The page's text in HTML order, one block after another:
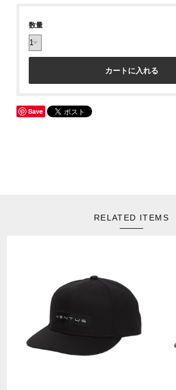
数量
カートに入れる
Save
RELATED ITEMS